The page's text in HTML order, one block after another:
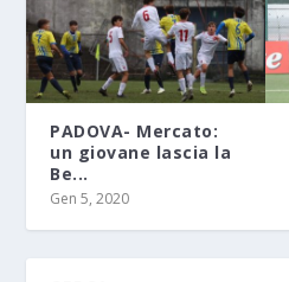
PADOVA- Mercato:
un giovane lascia la
Be...
Gen 5, 2020